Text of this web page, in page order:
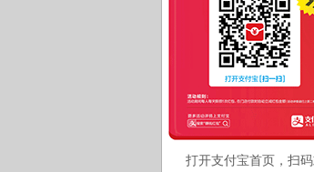
打开支付宝首页，扫